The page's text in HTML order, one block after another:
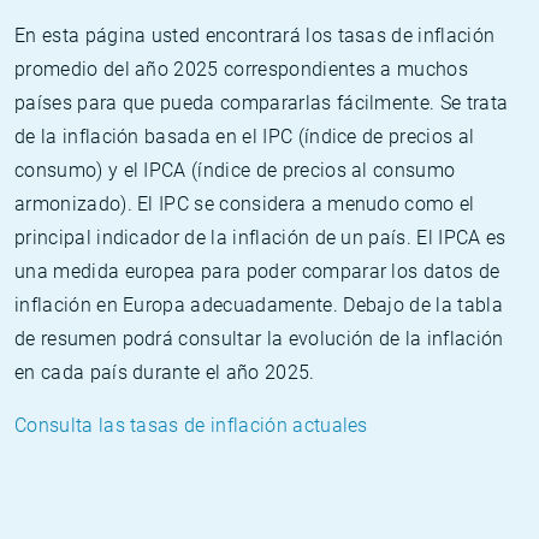
En esta página usted encontrará los tasas de inflación
promedio del año 2025 correspondientes a muchos
países para que pueda compararlas fácilmente. Se trata
de la inflación basada en el IPC (índice de precios al
consumo) y el IPCA (índice de precios al consumo
armonizado). El IPC se considera a menudo como el
principal indicador de la inflación de un país. El IPCA es
una medida europea para poder comparar los datos de
inflación en Europa adecuadamente. Debajo de la tabla
de resumen podrá consultar la evolución de la inflación
en cada país durante el año 2025.
Consulta las tasas de inflación actuales